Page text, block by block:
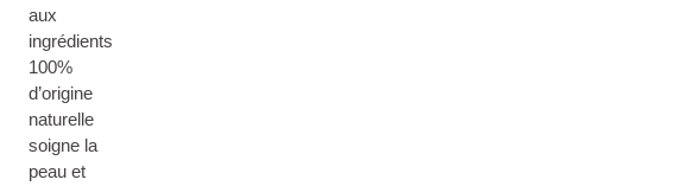
aux
ingrédients
100%
d’origine
naturelle
soigne la
peau et